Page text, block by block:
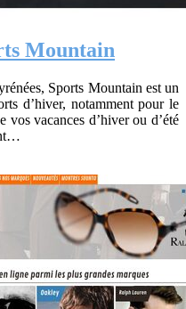
Mountain
Sports Mountain est un
d’hiver, notamment pour le
vos vacances d’hiver ou d’été